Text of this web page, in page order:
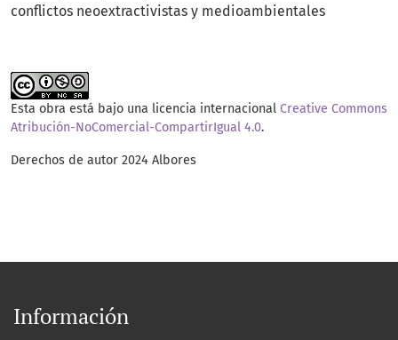
conflictos neoextractivistas y medioambientales
Esta obra está bajo una licencia internacional Creative Commons
Atribución-NoComercial-CompartirIgual 4.0.
Derechos de autor 2024 Albores
Información